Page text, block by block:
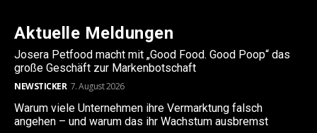
Aktuelle Meldungen
Josera Petfood macht mit „Good Food. Good Poop“ das
große Geschäft zur Markenbotschaft
NEWSTICKER 7. August 2026
Warum viele Unternehmen ihre Vermarktung falsch
angehen – und warum das ihr Wachstum ausbremst